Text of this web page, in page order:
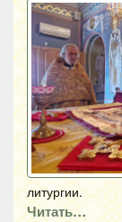
литургии.
Читать…